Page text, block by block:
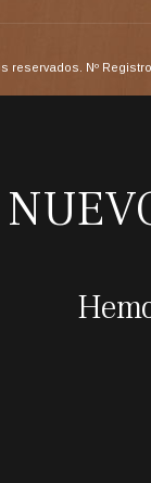
reservados. Nº Registro